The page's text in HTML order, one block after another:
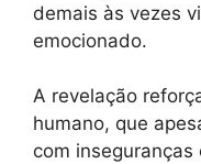
demais às vezes
emocionado.
A revelação
humano, que
com